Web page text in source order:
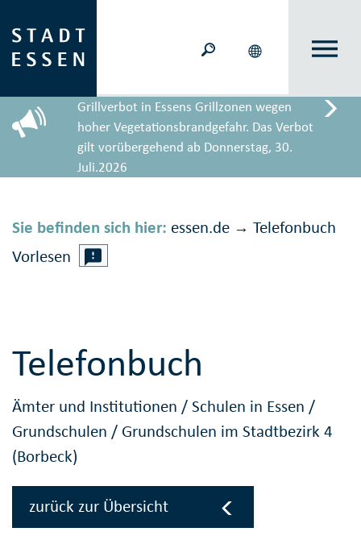
Grillverbot in Essens Grillzonen wegen
hoher Vegetationsbrandgefahr. Das Verbot
gilt vorübergehend ab Donnerstag, 30.
Juli.2026
Sie befinden sich hier: essen.de → Telefonbuch
Vorlesen
Telefonbuch
Ämter und Institutionen /Schulen in Essen /
Grundschulen / Grundschulen im Stadtbezirk 4
(Borbeck)
zurück zur Übersicht